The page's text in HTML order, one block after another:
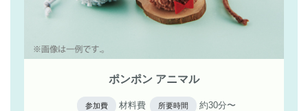
ポンポン アニマル
参加費 材料費 所要時間 約30分〜